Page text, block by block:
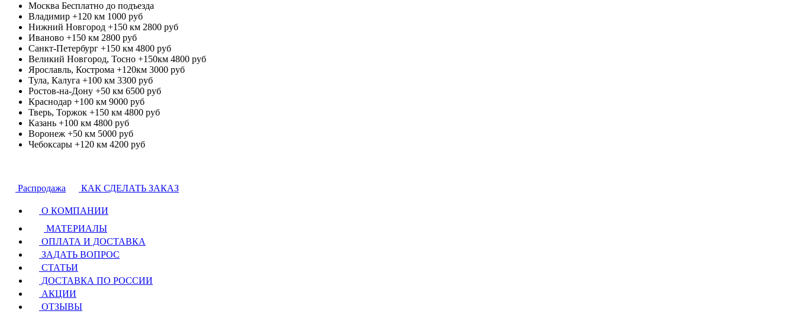
Москва Бесплатно до подъезда
Владимир +120 км 1000 руб
Нижний Новгород +150 км 2800 руб
Иваново +150 км 2800 руб
Санкт-Петербург +150 км 4800 руб
Великий Новгород, Тосно +150км 4800 руб
Ярославль, Кострома +120км 3000 руб
Тула, Калуга +100 км 3300 руб
Ростов-на-Дону +50 км 6500 руб
Краснодар +100 км 9000 руб
Тверь, Торжок +150 км 4800 руб
Казань +100 км 4800 руб
Воронеж +50 км 5000 руб
Чебоксары +120 км 4200 руб
Распродажа КАК СДЕЛАТЬ ЗАКАЗ
О КОМПАНИИ
МАТЕРИАЛЫ
ОПЛАТА И ДОСТАВКА
ЗАДАТЬ ВОПРОС
СТАТЬИ
ДОСТАВКА ПО РОССИИ
АКЦИИ
ОТЗЫВЫ